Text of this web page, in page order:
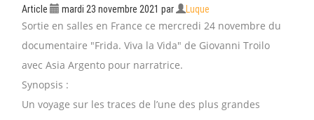
Article mardi 23 novembre 2021 par Luque
Sortie en salles en France ce mercredi 24 novembre du
documentaire "Frida. Viva la Vida" de Giovanni Troilo
avec Asia Argento pour narratrice.
Synopsis :
Un voyage sur les traces de l’une des plus grandes